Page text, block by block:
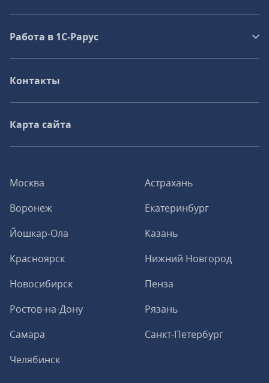
Москва
Астрахань
Воронеж
Екатеринбург
Йошкар-Ола
Казань
Красноярск
Нижний Новгород
Новосибирск
Пенза
Ростов-на-Дону
Рязань
Самара
Санкт-Петербург
Челябинск
Работа в 1С‑Рарус
Контакты
Карта сайта